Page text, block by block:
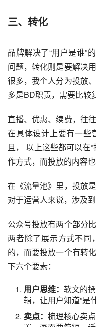
三、转化
品牌解决了“用户是谁”
问题，转化则是要解决
很多，我个人分为投放、
多是BD职责，需要比较
直播、优惠、续费，往
在具体设计上要有一些
且， 以上这些都可以在
作方式，而投放的内容
在《流量池》里，投放
对于运营人来说，涉及
公众号投放有两个部分
两者除了展示方式不同
的，而要投放一个有转
下六个要素：
用户思维： 软文的
辑，让用户知道”是
卖点： 梳理核心卖